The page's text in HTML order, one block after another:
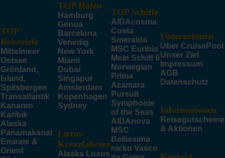
TOP
Reiseziele
Mittelmeer
Ostsee
Grönland,
Island,
Spitsbergen
Transatlantik
Kanaren
Karibik
Alaska
Panamakanal
Emirate &
Orient
TOP Häfen
Hamburg
Genua
Barcelona
Venedig
New York
Miami
Dubai
Singapur
Amsterdam
Kopenhagen
Sydney
Luxus-
Kreuzfahrten
Alaska Luxus
TOP Schiffe
AIDAcosma
Costa
Smeralda
MSC Euribia
Mein Schiff 6
Norwegian
Prima
Azamara
Pursuit
Symphonie
of the Seas
AIDAnova
MSC
Bellissima
nicko Vasco
Unternehmen
Über CruisePool
Unser Ziel
Impressum
AGB
Datenschutz
Informationen
Reisegutscheine
& Aktionen